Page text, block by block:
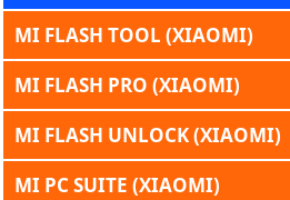
MI FLASH TOOL (XIAOMI)
MI FLASH PRO (XIAOMI)
MI FLASH UNLOCK (XIAOMI)
MI PC SUITE (XIAOMI)